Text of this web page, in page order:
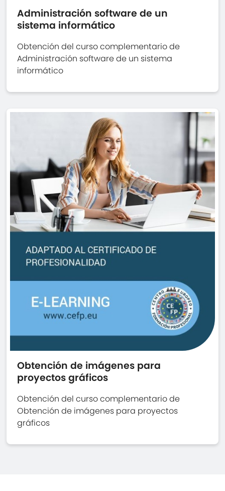
Administración software de un
sistema informático
Obtención del curso complementario de
Administración software de un sistema
informático
Obtención de imágenes para
proyectos gráficos
Obtención del curso complementario de
Obtención de imágenes para proyectos
gráficos